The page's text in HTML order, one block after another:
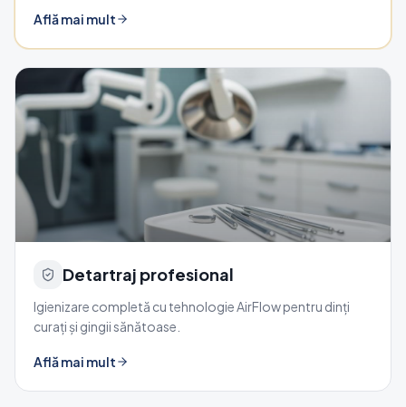
Află mai mult
Detartraj profesional
Igienizare completă cu tehnologie AirFlow pentru dinți
curați și gingii sănătoase.
Află mai mult